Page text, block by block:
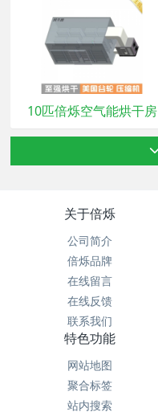
10匹倍烁空气能烘干房
关于倍烁
公司简介
倍烁品牌
在线留言
在线反馈
联系我们
特色功能
网站地图
聚合标签
站内搜索